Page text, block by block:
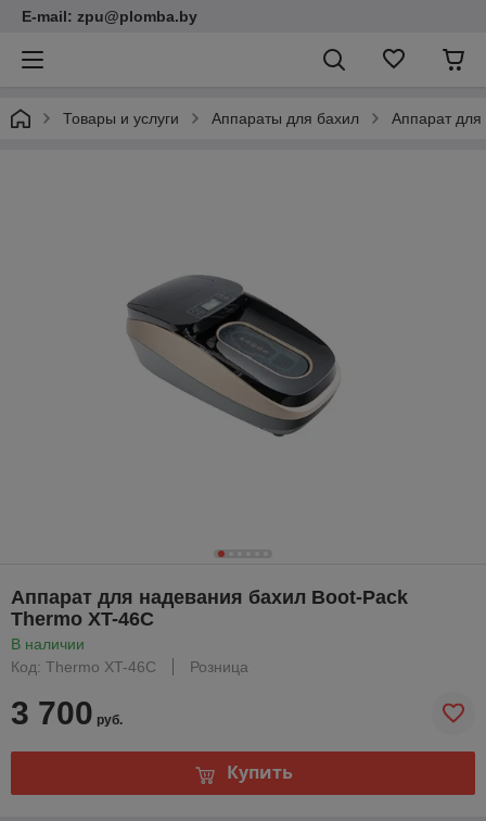
E-mail: zpu@plomba.by
Товары и услуги Аппараты для бахил Аппарат
Аппарат для надевания бахил Boot-Pack
Thermo XT-46С
В наличии
Код: Thermo XT-46С
Розница
3 700 руб.
Купить